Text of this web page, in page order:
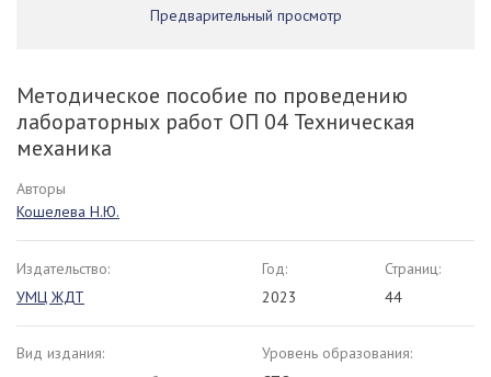
Предварительный просмотр
Методическое пособие по проведению
лабораторных работ ОП 04 Техническая
механика
Авторы
Кошелева Н.Ю.
Издательство:
УМЦ ЖДТ
Год:
2023
Страниц:
44
Вид издания:
Уровень образования: